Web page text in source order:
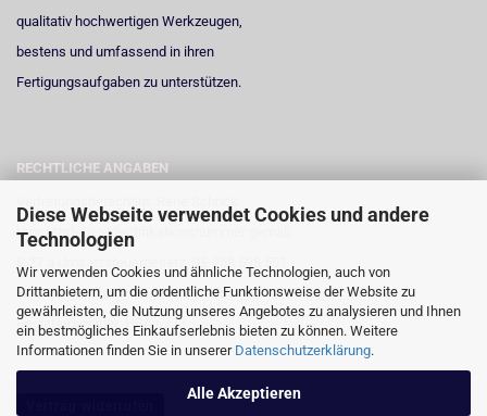
Diese Webseite verwendet Cookies und andere
Technologien
Wir verwenden Cookies und ähnliche Technologien, auch von
Drittanbietern, um die ordentliche Funktionsweise der Website zu
gewährleisten, die Nutzung unseres Angebotes zu analysieren und Ihnen
ein bestmögliches Einkaufserlebnis bieten zu können. Weitere
Informationen finden Sie in unserer Datenschutzerklärung.
Alle Akzeptieren
qualitativ hochwertigen Werkzeugen,
bestens und umfassend in ihren
Fertigungsaufgaben zu unterstützen.
RECHTLICHE ANGABEN
Umsatzsteuer-Identifikationsnummer gemäß
Registergericht: Amtsgericht Neuss
Registernummer: HRA 6723